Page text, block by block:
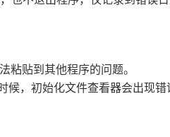
粘贴到其他程序的问题。
，初始化文件查看器会出现错